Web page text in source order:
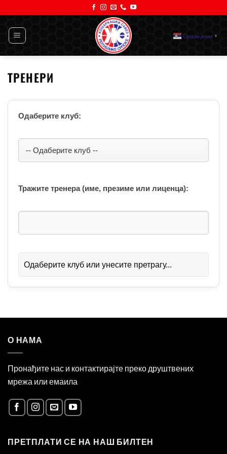
садржај
Српски језик ▼
ТРЕНЕРИ
Одаберите клуб:
Тражите тренера (име, презиме или лиценца):
Одаберите клуб или унесите претрагу...
О НАМА
Пронађите нас и контактирајте преко друштвених
мрежа или емаила
ПРЕТПЛАТИ СЕ НА НАШ БИЛТЕН